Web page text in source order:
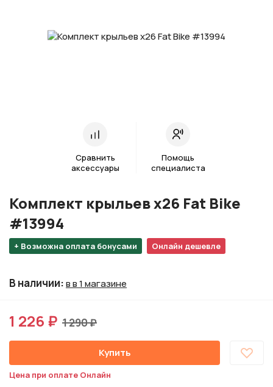
Сравнить
аксессуары
Помощь
специалиста
+ Возможна оплата бонусами Онлайн дешевле
Комплект крыльев х26 Fat Bike
#13994
В наличии:в в 1 магазине
1 226 ₽ 1 290 ₽
Купить
Цена при оплате Онлайн